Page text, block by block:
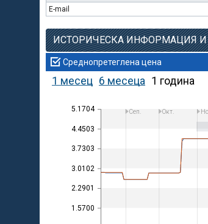
E-mail
ИСТОРИЧЕСКА ИНФОРМАЦИЯ
Среднопретеглена цена
1 месец 6 месеца 1 година
1.5700
2.2901
3.0102
3.7303
4.4503
5.1704 Сеп. Окт.